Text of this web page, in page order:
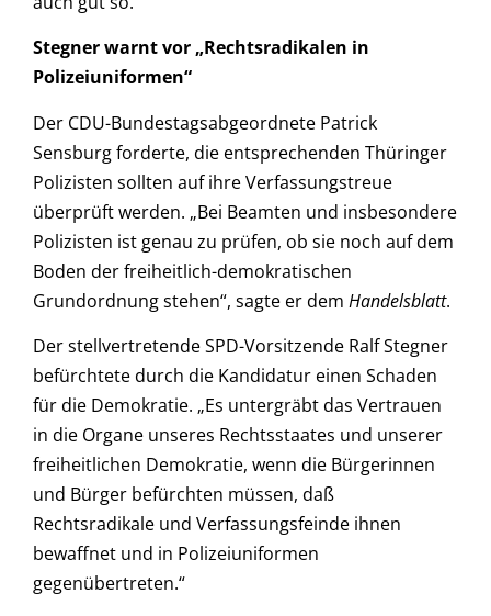
Stegner warnt vor „Rechtsradikalen in
Polizeiuniformen“
Der CDU-Bundestagsabgeordnete Patrick
Sensburg forderte, die entsprechenden Thüringer
Polizisten sollten auf ihre Verfassungstreue
überprüft werden. „Bei Beamten und insbesondere
Polizisten ist genau zu prüfen, ob sie noch auf dem
Boden der freiheitlich-demokratischen
Grundordnung stehen“, sagte er dem Handelsblatt.
Der stellvertretende SPD-Vorsitzende Ralf Stegner
befürchtete durch die Kandidatur einen Schaden
für die Demokratie. „Es untergräbt das Vertrauen
in die Organe unseres Rechtsstaates und unserer
freiheitlichen Demokratie, wenn die Bürgerinnen
und Bürger befürchten müssen, daß
Rechtsradikale und Verfassungsfeinde ihnen
bewaffnet und in Polizeiuniformen
gegenübertreten.“